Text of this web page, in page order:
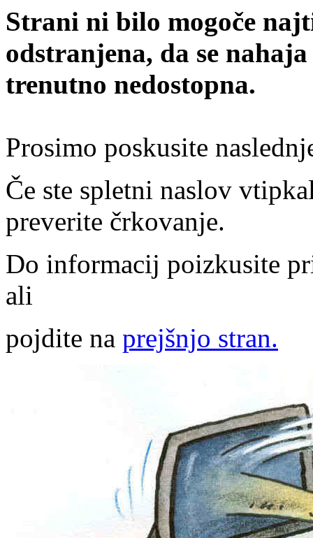
Strani ni bilo mogoče
odstranjena, da se
trenutno nedostopna.
Prosimo poskusite
Če ste spletni naslov
preverite črkovanje.
Do informacij poizkusite
ali
pojdite na prejšnjo stran.